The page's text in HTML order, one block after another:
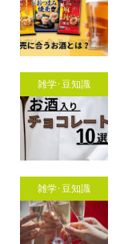
雑学･豆知識
雑学･豆知識